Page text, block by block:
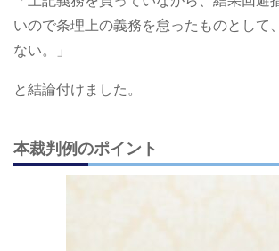
いので条理上の義務を怠ったものとして
ない。」
と結論付けました。
本裁判例のポイント